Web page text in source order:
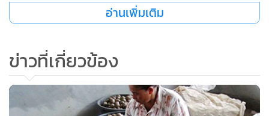
อ่านเพิ่มเติม
ข่าวที่เกี่ยวข้อง